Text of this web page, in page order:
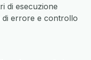
di esecuzione
di errore e controllo